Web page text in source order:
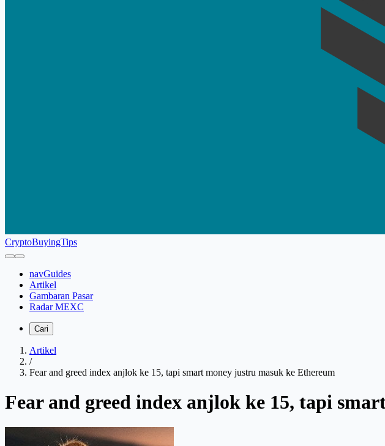
CryptoBuyingTips
navGuides
Artikel
Gambaran Pasar
Radar MEXC
Cari
Artikel
/
Fear and greed index anjlok ke 15, tapi smart money justru masuk ke Ethereum
Fear and greed index anjlok ke 15, tapi